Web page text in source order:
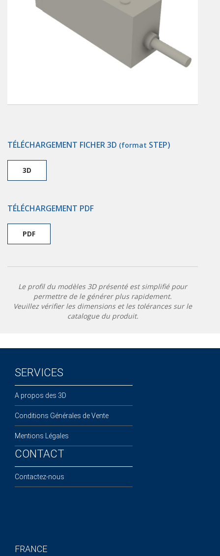
TÉLÉCHARGEMENT FICHER 3D (format STEP)
3D
TÉLÉCHARGEMENT PDF
PDF
Le profil du modèles 3D présenté est simplifié pour
permettre de le générer plus rapidement.
Veuillez vérifier les dimensions et les tolérances sur le
catalogue du produit.
SERVICES
A propos des 3D
Conditions Générales de Vente
Mentions Légales
CONTACT
Contactez-nous
FRANCE